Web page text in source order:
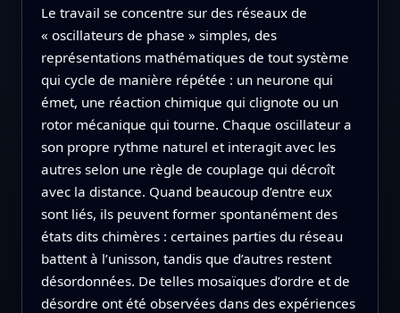
Le travail se concentre sur des réseaux de
« oscillateurs de phase » simples, des
représentations mathématiques de tout système
qui cycle de manière répétée : un neurone qui
émet, une réaction chimique qui clignote ou un
rotor mécanique qui tourne. Chaque oscillateur a
son propre rythme naturel et interagit avec les
autres selon une règle de couplage qui décroît
avec la distance. Quand beaucoup d’entre eux
sont liés, ils peuvent former spontanément des
états dits chimères : certaines parties du réseau
battent à l’unisson, tandis que d’autres restent
désordonnées. De telles mosaïques d’ordre et de
désordre ont été observées dans des expériences